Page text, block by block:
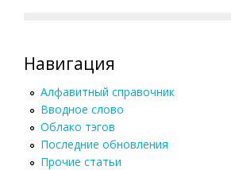
Навигация
Алфавитный справочник
Вводное слово
Облако тэгов
Последние обновления
Прочие статьи